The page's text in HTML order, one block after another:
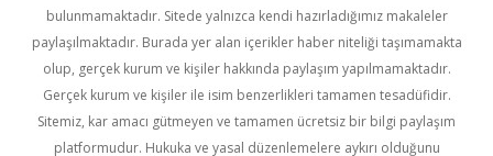
bulunmamaktadır. Sitede yalnızca kendi hazırladığımız makaleler
paylaşılmaktadır. Burada yer alan içerikler haber niteliği taşımamakta
olup, gerçek kurum ve kişiler hakkında paylaşım yapılmamaktadır.
Gerçek kurum ve kişiler ile isim benzerlikleri tamamen tesadüfidir.
Sitemiz, kar amacı gütmeyen ve tamamen ücretsiz bir bilgi paylaşım
platformudur. Hukuka ve yasal düzenlemelere aykırı olduğunu